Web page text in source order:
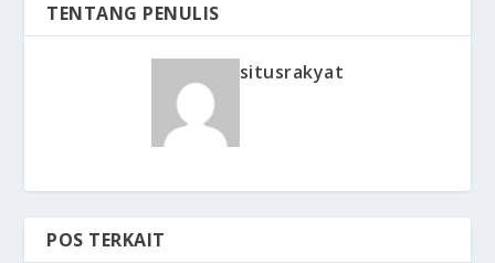
TENTANG PENULIS
situsrakyat
POS TERKAIT